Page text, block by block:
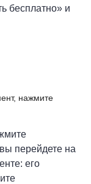
бесплатно» и
нажмите
перейдете на
его